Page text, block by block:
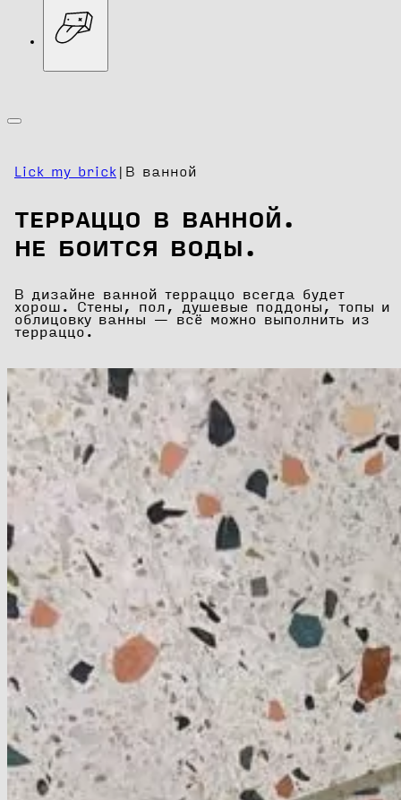
Lick my brick В ванной
ТЕРРАЦЦО В ВАННОЙ.
НЕ БОИТСЯ ВОДЫ.
В дизайне ванной терраццо всегда будет
хорош. Стены, пол, душевые поддоны, топы и
облицовку ванны — всё можно выполнить из
терраццо.